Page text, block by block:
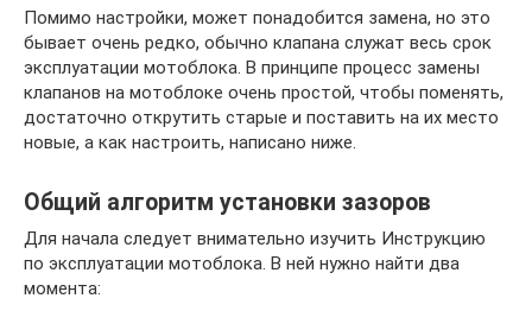
Помимо настройки, может понадобится замена, но это
бывает очень редко, обычно клапана служат весь срок
эксплуатации мотоблока. В принципе процесс замены
клапанов на мотоблоке очень простой, чтобы поменять,
достаточно открутить старые и поставить на их место
новые, а как настроить, написано ниже.
Общий алгоритм установки зазоров
Для начала следует внимательно изучить Инструкцию
по эксплуатации мотоблока. В ней нужно найти два
момента: